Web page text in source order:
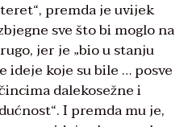
premda je uvijek
sve što bi moglo na
jer je „bio u stanju
ideje koje su bile … posve
dalekosežne i
I premda mu je,